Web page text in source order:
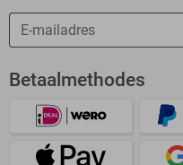
Betaalmethodes